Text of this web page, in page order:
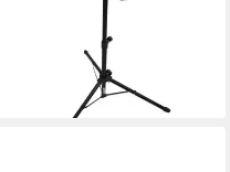
Mount und Ständer,mit
Halterung, und Ständer
lieferbar - in 2-3 Werktagen bei dir